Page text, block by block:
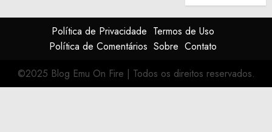
Política de Privacidade Termos de Uso
Política de Comentários Sobre Contato
©2025 Blog Emu On Fire | Todos os direitos reservados.